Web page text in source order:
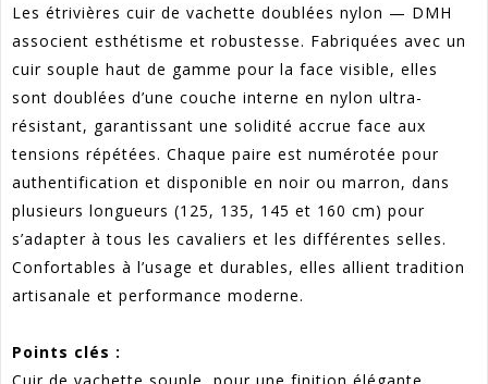
Les étrivières cuir de vachette doublées nylon — DMH
associent esthétisme et robustesse. Fabriquées avec un
cuir souple haut de gamme pour la face visible, elles
sont doublées d’une couche interne en nylon ultra-
résistant, garantissant une solidité accrue face aux
tensions répétées. Chaque paire est numérotée pour
authentification et disponible en noir ou marron, dans
plusieurs longueurs (125, 135, 145 et 160 cm) pour
s’adapter à tous les cavaliers et les différentes selles.
Confortables à l’usage et durables, elles allient tradition
artisanale et performance moderne.
Points clés :